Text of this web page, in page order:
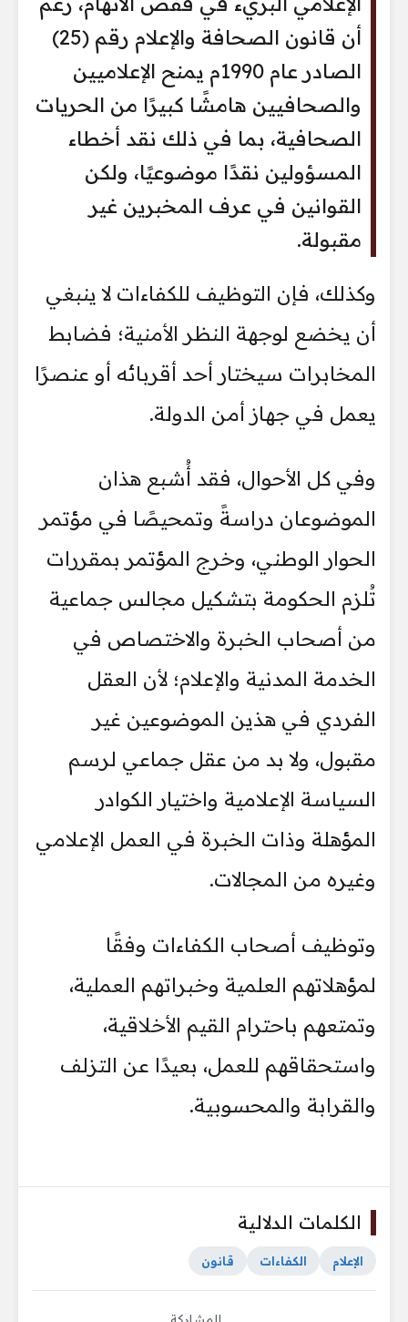
أن قانون الصحافة والإعلام رقم (25)
الصادر عام 1990م يمنح الإعلاميين
والصحافيين هامشًا كبيرًا من الحريات
الصحافية، بما في ذلك نقد أخطاء
المسؤولين نقدًا موضوعيًا، ولكن
القوانين في عرف المخبرين غير
مقبولة.
وكذلك، فإن التوظيف للكفاءات لا ينبغي
أن يخضع لوجهة النظر الأمنية؛ فضابط
المخابرات سيختار أحد أقربائه أو عنصرًا
يعمل في جهاز أمن الدولة.
وفي كل الأحوال، فقد أُشبع هذان
الموضوعان دراسةً وتمحيصًا في مؤتمر
الحوار الوطني، وخرج المؤتمر بمقررات
تُلزم الحكومة بتشكيل مجالس جماعية
من أصحاب الخبرة والاختصاص في
الخدمة المدنية والإعلام؛ لأن العقل
الفردي في هذين الموضوعين غير
مقبول، ولا بد من عقل جماعي لرسم
السياسة الإعلامية واختيار الكوادر
المؤهلة وذات الخبرة في العمل الإعلامي
وغيره من المجالات.
وتوظيف أصحاب الكفاءات وفقًا
لمؤهلاتهم العلمية وخبراتهم العملية،
وتمتعهم باحترام القيم الأخلاقية،
واستحقاقهم للعمل، بعيدًا عن التزلف
والقرابة والمحسوبية.
الكلمات الدلالية
الإعلام الكفاءات قانون